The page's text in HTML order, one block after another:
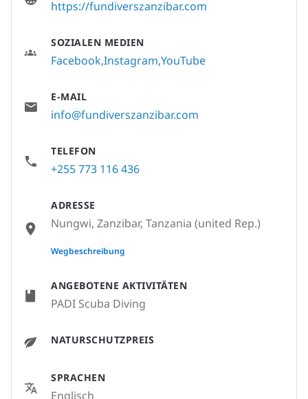
ANGEBOTENE AKTIVITÄTEN
PADI Scuba Diving
NATURSCHUTZPREIS
SPRACHEN
Englisch
https://fundiverszanzibar.com
SOZIALEN MEDIEN
FacebookInstagram YouTube
E-MAIL
info@fundiverszanzibar.com
TELEFON
+255 773 116 436
ADRESSE
Nungwi, Zanzibar, Tanzania (united Rep.)
None
Wegbeschreibung